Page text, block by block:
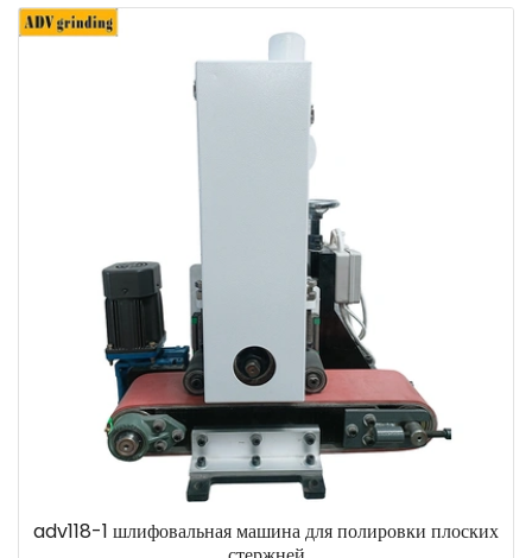
adv118-1 шлифовальная машина для полировки плоских